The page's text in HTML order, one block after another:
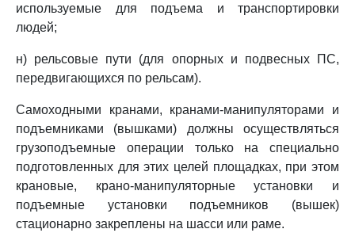
используемые для подъема и транспортировки
людей;
н) рельсовые пути (для опорных и подвесных ПС,
передвигающихся по рельсам).
Самоходными кранами, кранами-манипуляторами и
подъемниками (вышками) должны осуществляться
грузоподъемные операции только на специально
подготовленных для этих целей площадках, при этом
крановые, крано-манипуляторные установки и
подъемные установки подъемников (вышек)
стационарно закреплены на шасси или раме.